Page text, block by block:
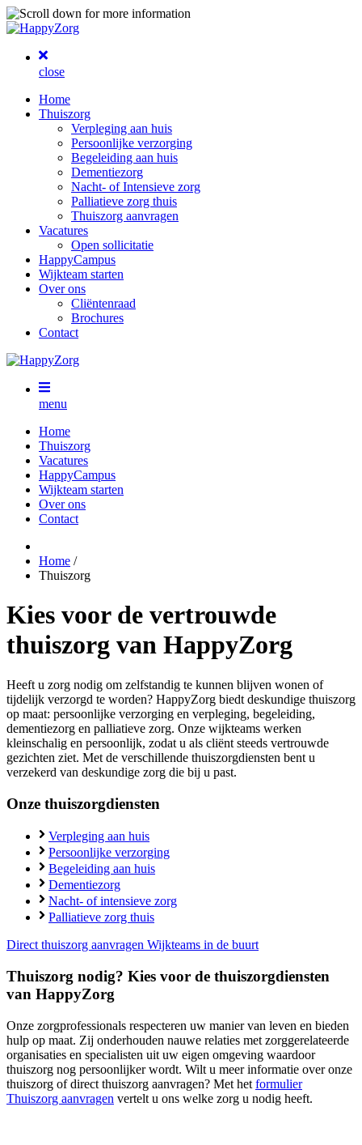
close
Home
Thuiszorg
Verpleging aan huis
Persoonlijke verzorging
Begeleiding aan huis
Dementiezorg
Nacht- of Intensieve zorg
Palliatieve zorg thuis
Thuiszorg aanvragen
Vacatures
Open sollicitatie
HappyCampus
Wijkteam starten
Over ons
Cliëntenraad
Brochures
Contact
menu
Home
Thuiszorg
Vacatures
HappyCampus
Wijkteam starten
Over ons
Contact
Home /
Thuiszorg
Kies voor de vertrouwde
thuiszorg van HappyZorg
Heeft u zorg nodig om zelfstandig te kunnen blijven wonen of
tijdelijk verzorgd te worden? HappyZorg biedt deskundige thuiszorg
op maat: persoonlijke verzorging en verpleging, begeleiding,
dementiezorg en palliatieve zorg. Onze wijkteams werken
kleinschalig en persoonlijk, zodat u als cliënt steeds vertrouwde
gezichten ziet. Met de verschillende thuiszorgdiensten bent u
verzekerd van deskundige zorg die bij u past.
Onze thuiszorgdiensten
Verpleging aan huis
Persoonlijke verzorging
Begeleiding aan huis
Dementiezorg
Nacht- of intensieve zorg
Palliatieve zorg thuis
Direct thuiszorg aanvragen Wijkteams in de buurt
Thuiszorg nodig? Kies voor de thuiszorgdiensten
van HappyZorg
Onze zorgprofessionals respecteren uw manier van leven en bieden
hulp op maat. Zij onderhouden nauwe relaties met zorggerelateerde
organisaties en specialisten uit uw eigen omgeving waardoor
thuiszorg nog persoonlijker wordt. Wilt u meer informatie over onze
thuiszorg of direct thuiszorg aanvragen? Met het formulier
Thuiszorg aanvragen vertelt u ons welke zorg u nodig heeft.